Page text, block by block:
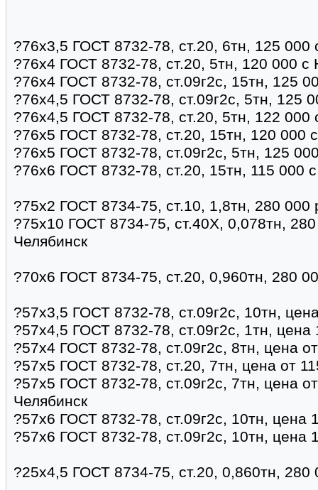
?76х3,5 ГОСТ 8732-78, ст.20, 6тн, 125
?76х4 ГОСТ 8732-78, ст.20, 5тн, 120 000
?76х4 ГОСТ 8732-78, ст.09г2с, 15тн, 125
?76х4,5 ГОСТ 8732-78, ст.09г2с, 5тн, 125
?76х4,5 ГОСТ 8732-78, ст.20, 5тн, 122
?76х5 ГОСТ 8732-78, ст.20, 15тн, 120 000
?76х5 ГОСТ 8732-78, ст.09г2с, 5тн, 125
?76х6 ГОСТ 8732-78, ст.20, 15тн, 115 000
?75х2 ГОСТ 8734-75, ст.10, 1,8тн, 280
?75х10 ГОСТ 8734-75, ст.40Х, 0,078тн,
Челябинск
?70х6 ГОСТ 8734-75, ст.20, 0,960тн, 280
?57х3,5 ГОСТ 8732-78, ст.09г2с, 10тн,
?57х4,5 ГОСТ 8732-78, ст.09г2с, 1тн, цена
?57х4 ГОСТ 8732-78, ст.09г2с, 8тн, цена
?57х5 ГОСТ 8732-78, ст.20, 7тн, цена от
?57х5 ГОСТ 8732-78, ст.09г2с, 7тн, цена
Челябинск
?57х6 ГОСТ 8732-78, ст.09г2с, 10тн, цена
?57х6 ГОСТ 8732-78, ст.09г2с, 10тн, цена
?25х4,5 ГОСТ 8734-75, ст.20, 0,860тн,